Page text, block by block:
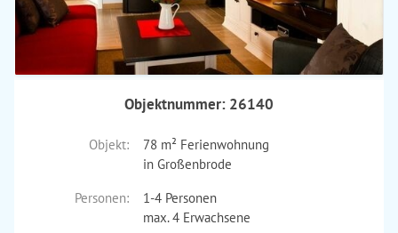
Objektnummer: 26140
Objekt:
78 m² Ferienwohnung
in Großenbrode
Personen:
1-4 Personen
max. 4 Erwachsene